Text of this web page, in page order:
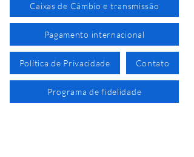
Caixas de Câmbio e transmissão
Pagamento internacional
Política de Privacidade Contato
Programa de fidelidade